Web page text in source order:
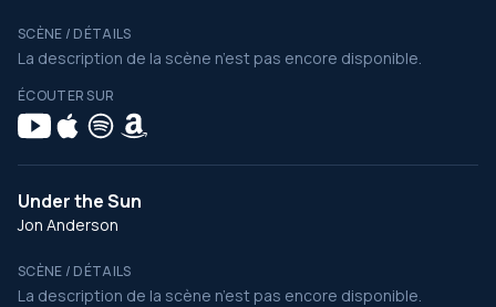
SCÈNE / DÉTAILS
La description de la scène n’est pas encore disponible.
ÉCOUTER SUR
Under the Sun
Jon Anderson
SCÈNE / DÉTAILS
La description de la scène n’est pas encore disponible.